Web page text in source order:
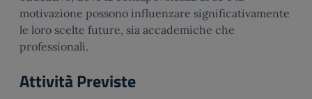
motivazione possono influenzare significativamente
le loro scelte future, sia accademiche che
professionali.
Attività Previste